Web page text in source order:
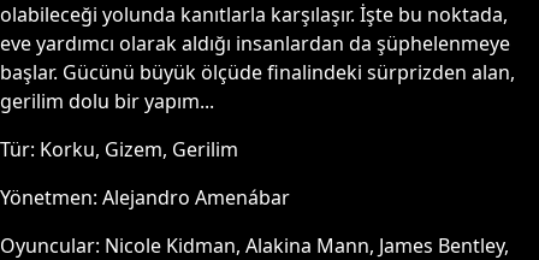
olabileceği yolunda kanıtlarla karşılaşır. İşte bu noktada,
eve yardımcı olarak aldığı insanlardan da şüphelenmeye
başlar. Gücünü büyük ölçüde finalindeki sürprizden alan,
gerilim dolu bir yapım...
Tür: Korku, Gizem, Gerilim
Yönetmen: Alejandro Amenábar
Oyuncular: Nicole Kidman, Alakina Mann, James Bentley,